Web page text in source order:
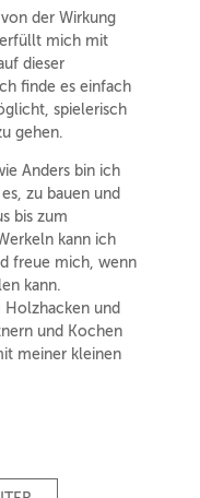
der Wirkung
mich mit
dieser
finde es einfach
spielerisch
gehen.
Anders bin ich
zu bauen und
bis zum
kann ich
freue mich, wenn
kann.
Holzhacken und
und Kochen
meiner kleinen